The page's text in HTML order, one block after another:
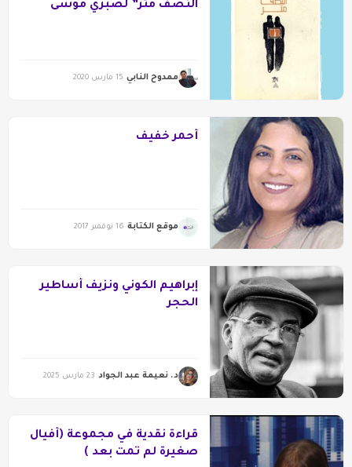
النصف متر” لصبري موسى
ممدوح النابي 15 مارس 2020
أحمر خفيف
موقع الكتابة 16 نوفمبر 2017
إبراهيم الكوني ونزيف أساطير
الحجر
د. نعيمة عبد الجواد 23 مارس 2025
قراءة نقدية في مجموعة (أفيال
صغيرة لم تمت بعد )